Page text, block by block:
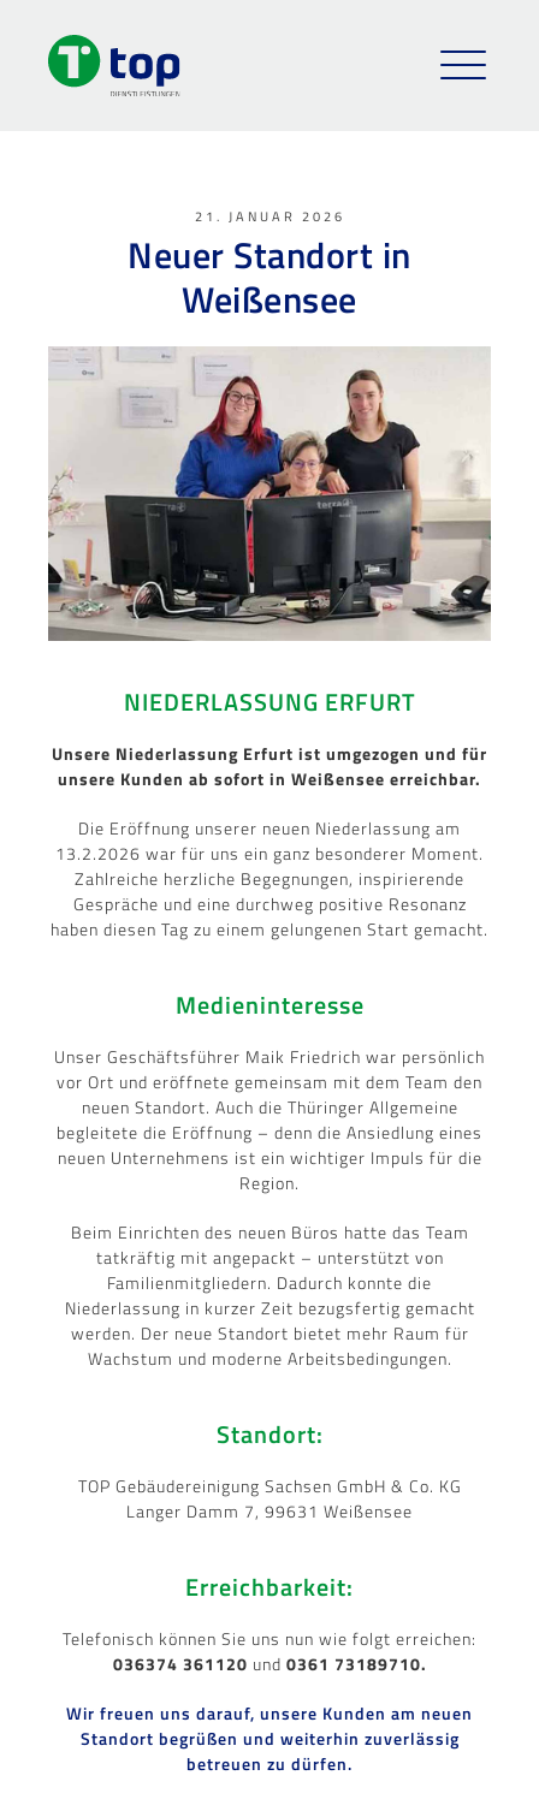
21. JANUAR 2026
Neuer Standort in
Weißensee
NIEDERLASSUNG ERFURT
Unsere Niederlassung Erfurt ist umgezogen und für
unsere Kunden ab sofort in Weißensee erreichbar.
Die Eröffnung unserer neuen Niederlassung am
13.2.2026 war für uns ein ganz besonderer Moment.
Zahlreiche herzliche Begegnungen, inspirierende
Gespräche und eine durchweg positive Resonanz
haben diesen Tag zu einem gelungenen Start gemacht.
Medieninteresse
Unser Geschäftsführer Maik Friedrich war persönlich
vor Ort und eröffnete gemeinsam mit dem Team den
neuen Standort. Auch die Thüringer Allgemeine
begleitete die Eröffnung – denn die Ansiedlung eines
neuen Unternehmens ist ein wichtiger Impuls für die
Region.
Beim Einrichten des neuen Büros hatte das Team
tatkräftig mit angepackt – unterstützt von
Familienmitgliedern. Dadurch konnte die
Niederlassung in kurzer Zeit bezugsfertig gemacht
werden. Der neue Standort bietet mehr Raum für
Wachstum und moderne Arbeitsbedingungen.
Standort:
TOP Gebäudereinigung Sachsen GmbH & Co. KG
Langer Damm 7, 99631 Weißensee
Erreichbarkeit:
Telefonisch können Sie uns nun wie folgt erreichen:
036374 361120 und 0361 73189710.
Wir freuen uns darauf, unsere Kunden am neuen
Standort begrüßen und weiterhin zuverlässig
betreuen zu dürfen.